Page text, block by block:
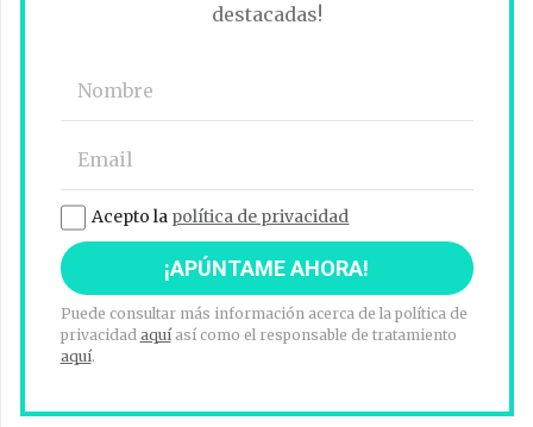
destacadas!
Acepto la política de privacidad
Puede consultar más información acerca de la política de
privacidad aquíasí como el responsable de tratamiento
aquí.